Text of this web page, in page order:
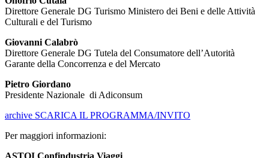
Direttore Generale DG Turismo Ministero dei Beni e delle Attività
Culturali e del Turismo
Giovanni Calabrò
Direttore Generale DG Tutela del Consumatore dell’Autorità
Garante della Concorrenza e del Mercato
Pietro Giordano
Presidente Nazionale di Adiconsum
archive SCARICA IL PROGRAMMA/INVITO
Per maggiori informazioni:
ASTOI Confindustria Viaggi